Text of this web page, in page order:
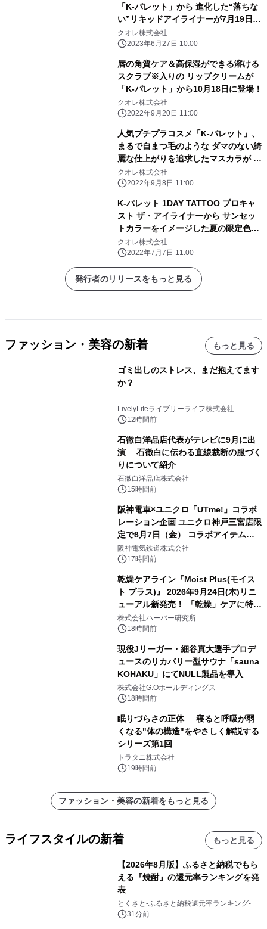
「K-パレット」から 進化した“落ちな
い”リキッドアイライナーが7月19日に
発売
クオレ株式会社
2023年6月27日 10:00
唇の角質ケア＆高保湿ができる溶ける
スクラブ※入りの リップクリームが
「K-パレット」から10月18日に登場！
クオレ株式会社
2022年9月20日 11:00
人気プチプラコスメ「K-パレット」、
まるで自まつ毛のような ダマのない綺
麗な仕上がりを追求したマスカラが リ
ニューアル＆新色追加で10月14日に発
売！
クオレ株式会社
2022年9月8日 11:00
K-パレット 1DAY TATTOO プロキャ
スト ザ・アイライナーから サンセッ
トカラーをイメージした夏の限定色
「夕陽」「茜空」を7/20に数量限定発
売
クオレ株式会社
2022年7月7日 11:00
発行者のリリースをもっと見る
ファッション・美容の新着 もっと見る
ゴミ出しのストレス、まだ抱えてます
か？
LivelyLifeライブリーライフ株式会社
12時間前
石徹白洋品店代表がテレビに9月に出
演 石徹白に伝わる直線裁断の服づく
りについて紹介
石徹白洋品店株式会社
15時間前
阪神電車×ユニクロ「UTme!」コラボ
レーション企画 ユニクロ神戸三宮店限
定で8月7日（金） コラボアイテムが
発売決定！
阪神電気鉄道株式会社
17時間前
乾燥ケアライン『Moist Plus(モイス
ト プラス)』 2026年9月24日(木)リニ
ューアル新発売！ 「乾燥」ケアに特化
し、ライン使いで潤いに満ちた肌へ
株式会社ハーバー研究所
18時間前
現役Jリーガー・細谷真大選手プロデ
ュースのリカバリー型サウナ「sauna
KOHAKU」にてNULL製品を導入
株式会社G.Oホールディングス
18時間前
眠りづらさの正体──寝ると呼吸が弱
くなる"体の構造"をやさしく解説する
シリーズ第1回
トラタニ株式会社
19時間前
ファッション・美容の新着をもっと見る
ライフスタイルの新着 もっと見る
【2026年8月版】ふるさと納税でもら
える『焼酎』の還元率ランキングを発
表
とくさと-ふるさと納税還元率ランキング-
31分前